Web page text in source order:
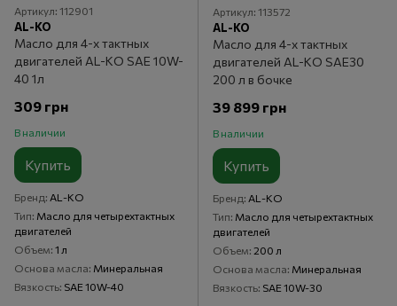
Артикул: 112901
AL-KO
Масло для 4-х тактных
двигателей AL-KO SAE 10W-
40 1л
309 грн
В наличии
Купить
Бренд AL-KO
Тип Масло для четырехтактных
двигателей
Объем 1 л
Основа масла Минеральная
Вязкость SAE 10W-40
Артикул: 113572
AL-KO
Масло для 4-х тактных
двигателей AL-KO SAE30
200 л в бочке
39 899 грн
В наличии
Купить
Бренд AL-KO
Тип Масло для четырехтактных
двигателей
Объем 200 л
Основа масла Минеральная
Вязкость SAE 10W-30